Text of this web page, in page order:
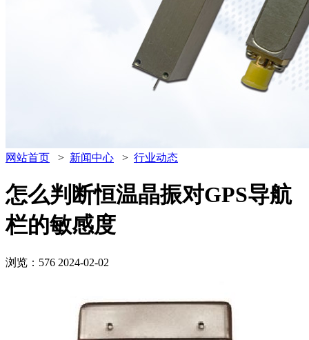
网站首页 > 新闻中心 > 行业动态
怎么判断恒温晶振对GPS导航
栏的敏感度
浏览：576 2024-02-02